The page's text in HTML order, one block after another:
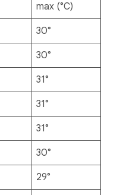
max (°C)
30°
30°
31°
31°
31°
30°
29°